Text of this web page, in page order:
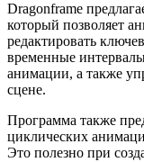
Dragonframe
который позволяет
редактировать
временные
анимации, а также
сцене.
Программа также
циклических
Это полезно при